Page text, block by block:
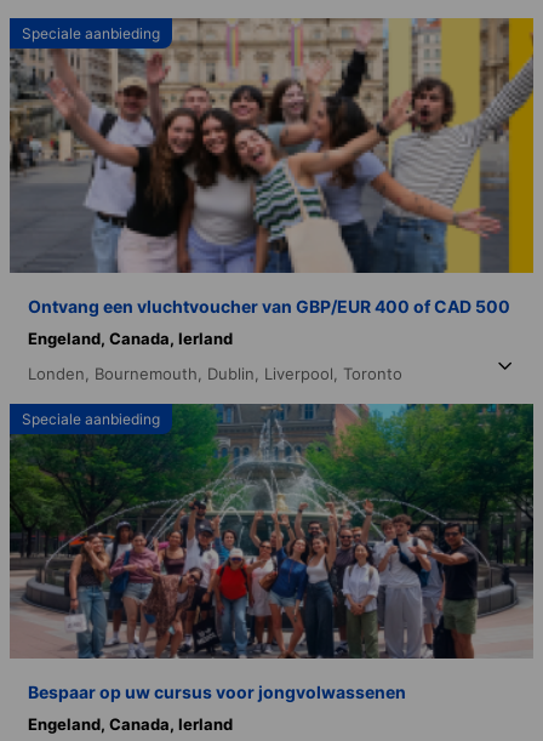
Speciale aanbieding
Ontvang een vluchtvoucher van GBP/EUR 400 of CAD 500
Engeland, Canada, Ierland
Londen, Bournemouth, Dublin, Liverpool, Toronto
Speciale aanbieding
Bespaar op uw cursus voor jongvolwassenen
Engeland, Canada, Ierland